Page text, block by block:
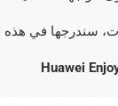
سندرجها في هذه